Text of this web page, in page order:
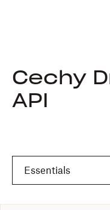
Cechy
API
Essentials